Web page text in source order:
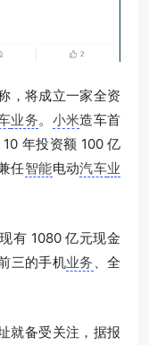
，将成立一家全资
业务。 小米造车首
年投资额 100 亿
任智能电动汽车业
有 1080 亿元现金
三的手机业务 、全
就备受关注，据报